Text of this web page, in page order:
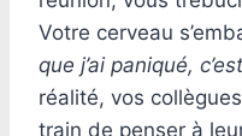
Votre cerveau
que j’ai paniqué,
réalité, vos
train de penser à